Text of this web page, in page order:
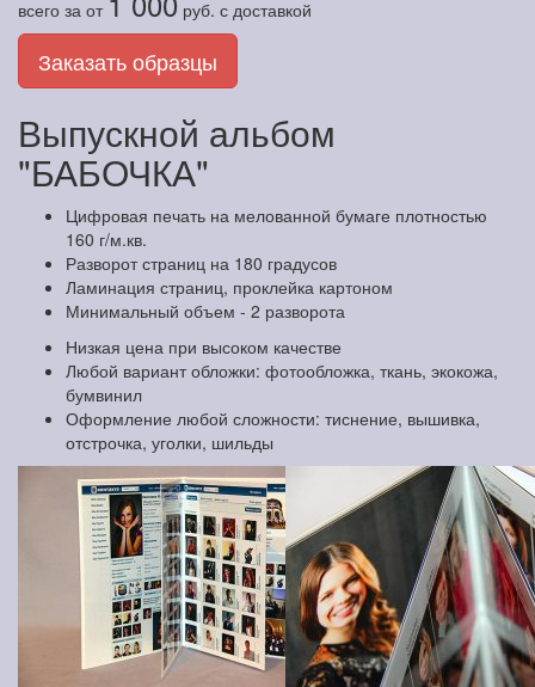
всего за от руб. с доставкой
Заказать образцы
Выпускной альбом
"БАБОЧКА"
Цифровая печать на мелованной бумаге плотностью
160 г/м.кв.
Разворот страниц на 180 градусов
Ламинация страниц, проклейка картоном
Минимальный объем - 2 разворота
Низкая цена при высоком качестве
Любой вариант обложки: фотообложка, ткань, экокожа,
бумвинил
Оформление любой сложности: тиснение, вышивка,
отстрочка, уголки, шильды